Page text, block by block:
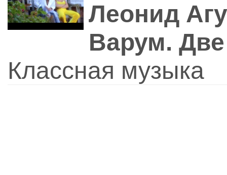
Леонид
Варум.
Классная музыка